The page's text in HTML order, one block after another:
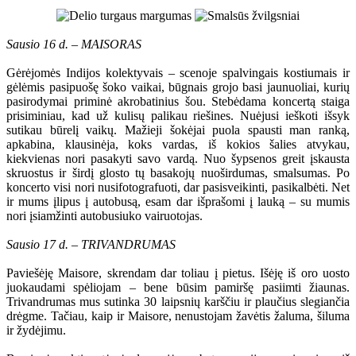
Sausio 16 d. – MAISORAS
Gėrėjomės Indijos kolektyvais – scenoje spalvingais kostiumais ir
gėlėmis pasipuošę šoko vaikai, būgnais grojo basi jaunuoliai, kurių
pasirodymai priminė akrobatinius šou. Stebėdama koncertą staiga
prisiminiau, kad už kulisų palikau riešines. Nuėjusi ieškoti išsyk
sutikau būrelį vaikų. Mažieji šokėjai puola spausti man ranką,
apkabina, klausinėja, koks vardas, iš kokios šalies atvykau,
kiekvienas nori pasakyti savo vardą. Nuo šypsenos greit įskausta
skruostus ir širdį glosto tų basakojų nuoširdumas, smalsumas. Po
koncerto visi nori nusifotografuoti, dar pasisveikinti, pasikalbėti. Net
ir mums įlipus į autobusą, esam dar išprašomi į lauką – su mumis
nori įsiamžinti autobusiuko vairuotojas.
Sausio 17 d. – TRIVANDRUMAS
Paviešėję Maisore, skrendam dar toliau į pietus. Išėję iš oro uosto
juokaudami spėliojam – bene būsim pamiršę pasiimti žiaunas.
Trivandrumas mus sutinka 30 laipsnių karščiu ir plaučius slegiančia
drėgme. Tačiau, kaip ir Maisore, nenustojam žavėtis žaluma, šiluma
ir žydėjimu.